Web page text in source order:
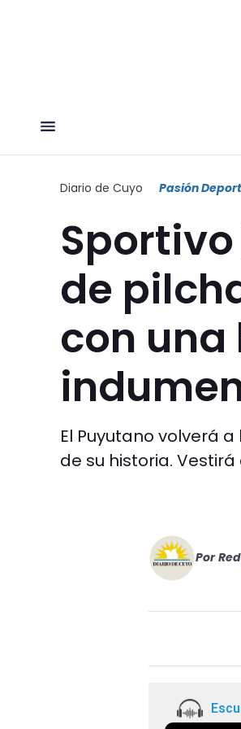
Diario de Cuyo Pasión
de
con
El Puyutano volverá
de su historia.
Por